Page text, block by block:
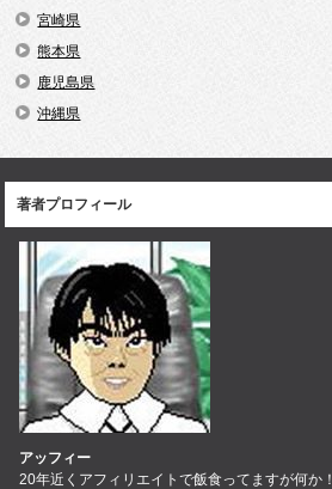
宮崎県
熊本県
鹿児島県
沖縄県
著者プロフィール
アッフィー
20年近くアフィリエイトで飯食ってますが何か！